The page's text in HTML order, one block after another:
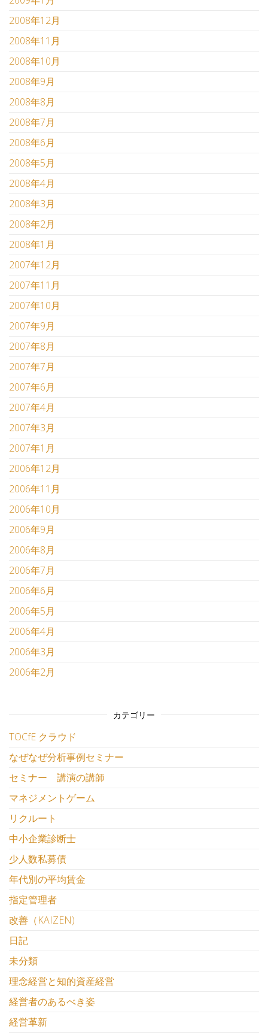
2008年12月
2008年11月
2008年10月
2008年9月
2008年8月
2008年7月
2008年6月
2008年5月
2008年4月
2008年3月
2008年2月
2008年1月
2007年12月
2007年11月
2007年10月
2007年9月
2007年8月
2007年7月
2007年6月
2007年4月
2007年3月
2007年1月
2006年12月
2006年11月
2006年10月
2006年9月
2006年8月
2006年7月
2006年6月
2006年5月
2006年4月
2006年3月
2006年2月
カテゴリー
TOCfE クラウド
なぜなぜ分析事例セミナー
セミナー 講演の講師
マネジメントゲーム
リクルート
中小企業診断士
少人数私募債
年代別の平均賃金
指定管理者
改善（KAIZEN)
日記
未分類
理念経営と知的資産経営
経営者のあるべき姿
経営革新